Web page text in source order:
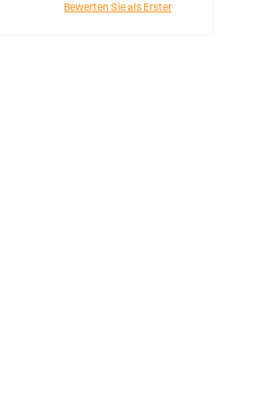
Bewerten Sie als Erster